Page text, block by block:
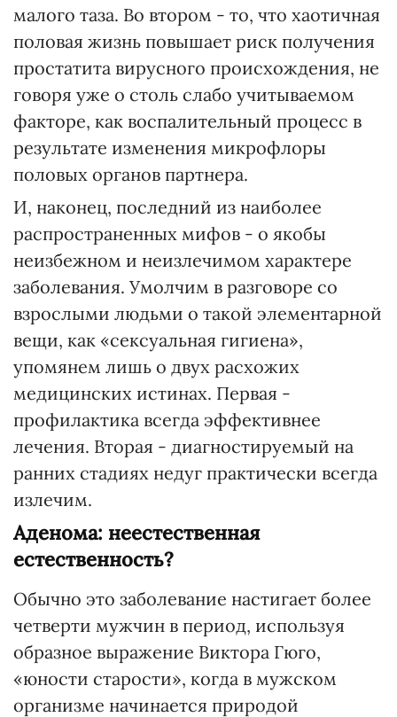
малого таза. Во втором - то, что хаотичная
половая жизнь повышает риск получения
простатита вирусного происхождения, не
говоря уже о столь слабо учитываемом
факторе, как воспалительный процесс в
результате изменения микрофлоры
половых органов партнера.
И, наконец, последний из наиболее
распространенных мифов - о якобы
неизбежном и неизлечимом характере
заболевания. Умолчим в разговоре со
взрослыми людьми о такой элементарной
вещи, как «сексуальная гигиена»,
упомянем лишь о двух расхожих
медицинских истинах. Первая -
профилактика всегда эффективнее
лечения. Вторая - диагностируемый на
ранних стадиях недуг практически всегда
излечим.
Аденома: неестественная
естественность?
Обычно это заболевание настигает более
четверти мужчин в период, используя
образное выражение Виктора Гюго,
«юности старости», когда в мужском
организме начинается природой